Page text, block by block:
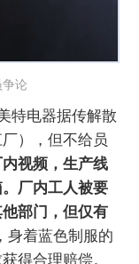
论
特电器据传解散
），但不给员
视频，生产线
厂内工人被要
部门，但仅有
身着蓝色制服的
得合理赔偿。